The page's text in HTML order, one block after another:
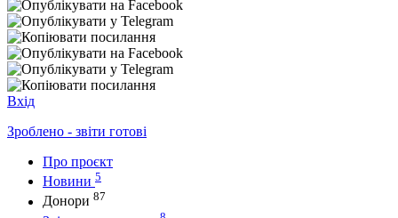
Вхід
Зроблено - звіти готові
Про проєкт
Новини 5
Донори 87